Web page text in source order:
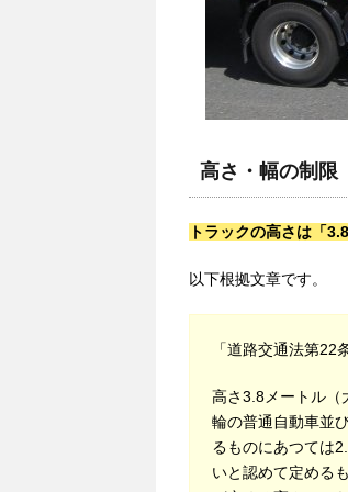
高さ・幅の制限
トラックの高さは「
以下根拠文章です。
「道路交通法第22
高さ3.8メートル（
輪の普通自動車並
るものにあつては
いと認めて定める